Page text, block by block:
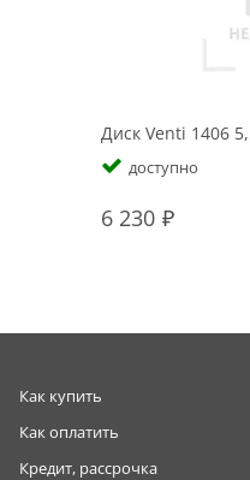
Диск Venti 1406
доступно
6 230
Как купить
Как оплатить
Кредит, рассрочка